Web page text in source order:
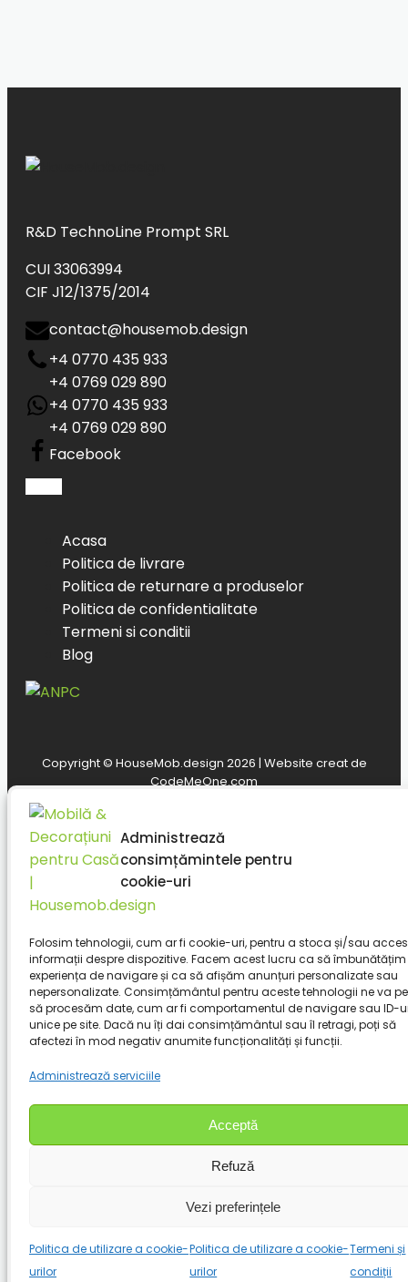
Administrează
consimțămintele pentru
cookie-uri
Folosim tehnologii, cum ar fi cookie-uri, pentru a stoca și/sau
informații despre dispozitive. Facem acest lucru ca să îmbunătățim
experiența de navigare și ca să afișăm anunțuri personalizate sau
nepersonalizate. Consimțământul pentru aceste tehnologii ne va
să procesăm date, cum ar fi comportamentul de navigare sau ID-
unice pe site. Dacă nu îți dai consimțământul sau îl retragi, poți să
afectezi în mod negativ anumite funcționalități și funcții.
Administrează serviciile
Acceptă
Refuză
Vezi preferințele
Politica de utilizare a cookie-
urilor
Politica de utilizare a cookie-
urilor
Termeni și
condiții
R&D TechnoLine Prompt SRL
CUI 33063994
CIF J12/1375/2014
Acasa
Politica de livrare
Politica de returnare a produselor
Politica de confidentialitate
Termeni si conditii
Blog
contact@housemob.design
+4 0770 435 933
+4 0769 029 890
+4 0770 435 933
+4 0769 029 890
Facebook
Copyright © HouseMob.design 2026 | Website creat de
CodeMeOne.com